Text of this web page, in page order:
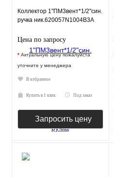
Коллектор 1"ПМ3вент*1/2"син.
ручка ник.620057N1004B3A
Цена по запросу
* Актуальную цену пожалуйста
уточните у менеджера
В избранное
Купить в 1 клик Под заказ
Запросить цену